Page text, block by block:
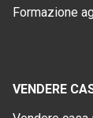
Formazione
VENDERE